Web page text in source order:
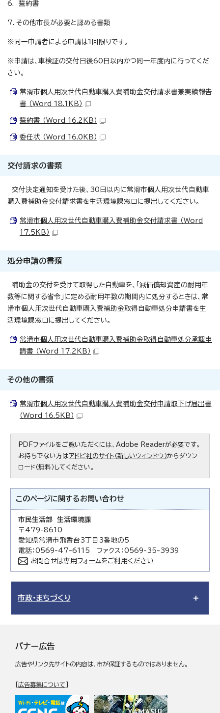
6. 誓約書
7．その他市長が必要と認める書類
※同一申請者による申請は1回限りです。
※申請は、車検証の交付日後60日以内かつ同一年度内に行ってくだ
さい。
常滑市個人用次世代自動車購入費補助金交付請求書兼実績報告
書 （Word 18.1KB）
誓約書 （Word 16.2KB）
委任状 （Word 16.0KB）
交付請求の書類
交付決定通知を受けた後、30日以内に常滑市個人用次世代自動車
購入費補助金交付請求書を生活環境課窓口に提出してください。
常滑市個人用次世代自動車購入費補助金交付請求書 （Word
17.5KB）
処分申請の書類
補助金の交付を受けて取得した自動車を、「減価償却資産の耐用年
数等に関する省令」に定める耐用年数の期間内に処分するときは、常
滑市個人用次世代自動車購入費補助金取得自動車処分申請書を生
活環境課窓口に提出してください。
常滑市個人用次世代自動車購入費補助金取得自動車処分承認申
請書 （Word 17.2KB）
その他の書類
常滑市個人用次世代自動車購入費補助金交付申請取下げ届出書
（Word 16.5KB）
PDFファイルをご覧いただくには、Adobe Readerが必要です。
お持ちでない方はアドビ社のサイト（新しいウィンドウ）からダウン
ロード（無料）してください。
このページに関する お問い合わせ
市民生活部 生活環境課
〒479-8610
愛知県常滑市飛香台3丁目3番地の5
電話：0569-47-6115 ファクス：0569-35-3939
お問合せは専用フォームをご利用ください
市政・まちづくり
バナー広告
広告やリンク先サイトの内容は、市が保証するものではありません。
[広告募集について